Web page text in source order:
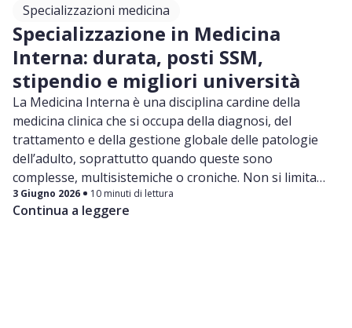
Specializzazioni medicina
Specializzazione in Medicina
Interna: durata, posti SSM,
stipendio e migliori università
La Medicina Interna è una disciplina cardine della
medicina clinica che si occupa della diagnosi, del
trattamento e della gestione globale delle patologie
dell’adulto, soprattutto quando queste sono
complesse, multisistemiche o croniche. Non si limita
allo studio di un singolo organo o apparato, ma
considera il paziente nella sua interezza, con un
3 Giugno 2026 10 minuti di lettura
Continua a leggere